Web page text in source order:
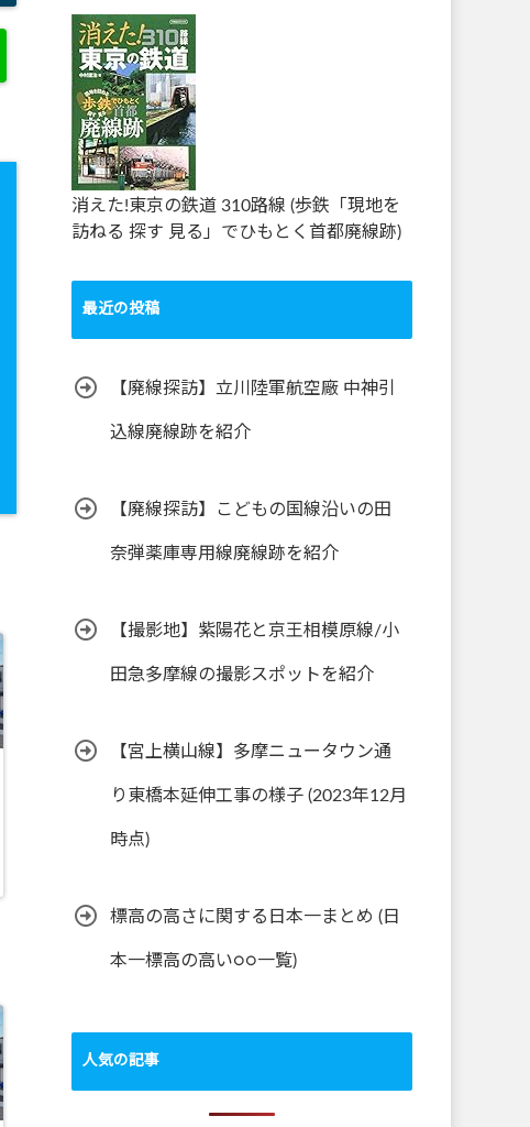
消えた!東京の鉄道 310路線 (歩鉄「現地を
訪ねる 探す 見る」でひもとく首都廃線跡)
最近の投稿
【廃線探訪】立川陸軍航空廠 中神引
込線廃線跡を紹介
【廃線探訪】こどもの国線沿いの田
奈弾薬庫専用線廃線跡を紹介
【撮影地】紫陽花と京王相模原線/小
田急多摩線の撮影スポットを紹介
【宮上横山線】多摩ニュータウン通
り東橋本延伸工事の様子 (2023年12月
時点)
標高の高さに関する日本一まとめ (日
本一標高の高い○○一覧)
人気の記事